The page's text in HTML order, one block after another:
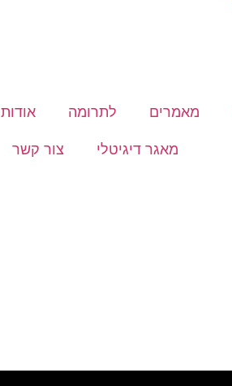
מאמרים לתרומה אודות
מאגר דיגיטלי צור קשר